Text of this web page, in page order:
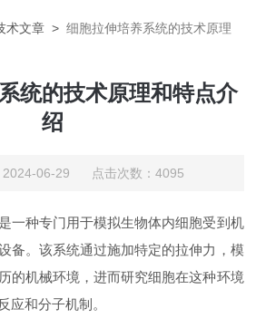
术文章 >细胞拉伸培养系统的技术原理
统的技术原理和特点介
绍
2024-06-29 点击次数：4095
一种专门用于模拟生物体内细胞受到机
备。该系统通过施加特定的拉伸力，模
的机械环境，进而研究细胞在这种环境
应和分子机制。